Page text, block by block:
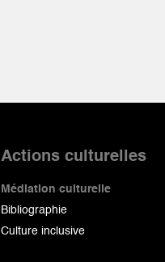
Actions culturelles
Médiation culturelle
Bibliographie
Culture inclusive